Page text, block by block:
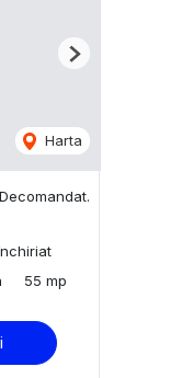
Harta
Next
55 mp